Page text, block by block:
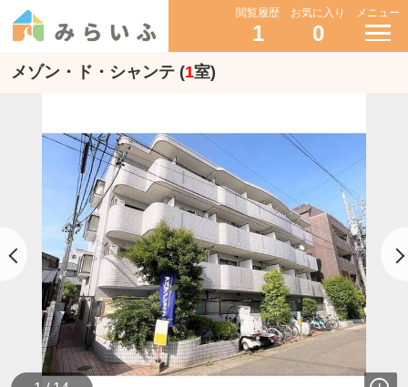
閲覧履歴
1
お気に入り
0
メニュー
メゾン・ド・シャンテ (1室)